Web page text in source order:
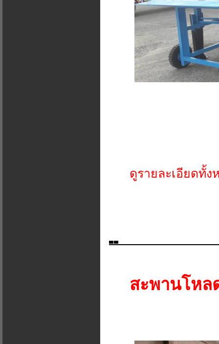
ดูรายละเอียดทั้ง
สะพานโหล